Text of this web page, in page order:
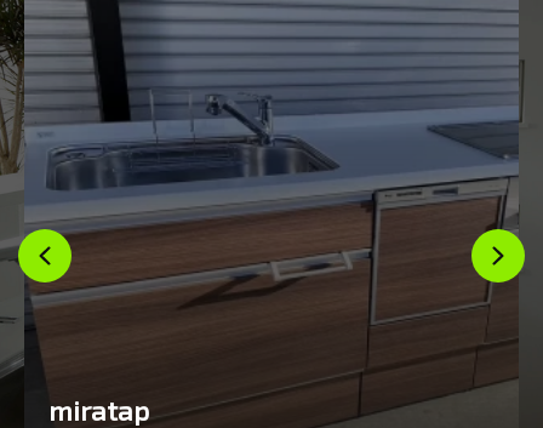
miratap